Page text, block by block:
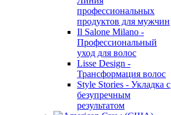
профессиональных
продуктов для мужчин
Il Salone Milano -
Профессиональный
уход для волос
Lisse Design -
Трансформация волос
Style Stories - Укладка с
безупречным
результатом